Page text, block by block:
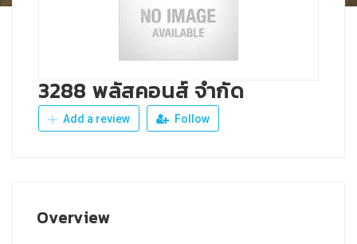
3288 พลัสคอนส์ จำกัด
Add a review Follow
Overview